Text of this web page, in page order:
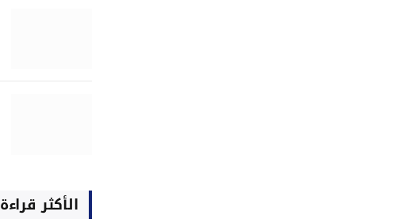
الأكثر قراءة